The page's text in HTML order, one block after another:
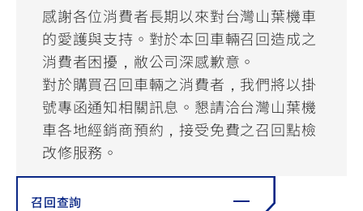
YZF-R7
550+
YZF-R3
Y-
AMT
550+
550+
MT-
MT-
550+
XSR
155
150
XMAX
251~549
NMAX
150
CYGNUS
X
125
Vinoora
125
PW50
50
Zii
125
JOG
125
感謝各位消費者長期以來對台灣山葉機車
的愛護與支持。對於本回車輛召回造成之
消費者困擾，敝公司深感歉意。
對於購買召回車輛之消費者，我們將以掛
號專函通知相關訊息。懇請洽台灣山葉機
車各地經銷商預約，接受免費之召回點檢
改修服務。
召回查詢